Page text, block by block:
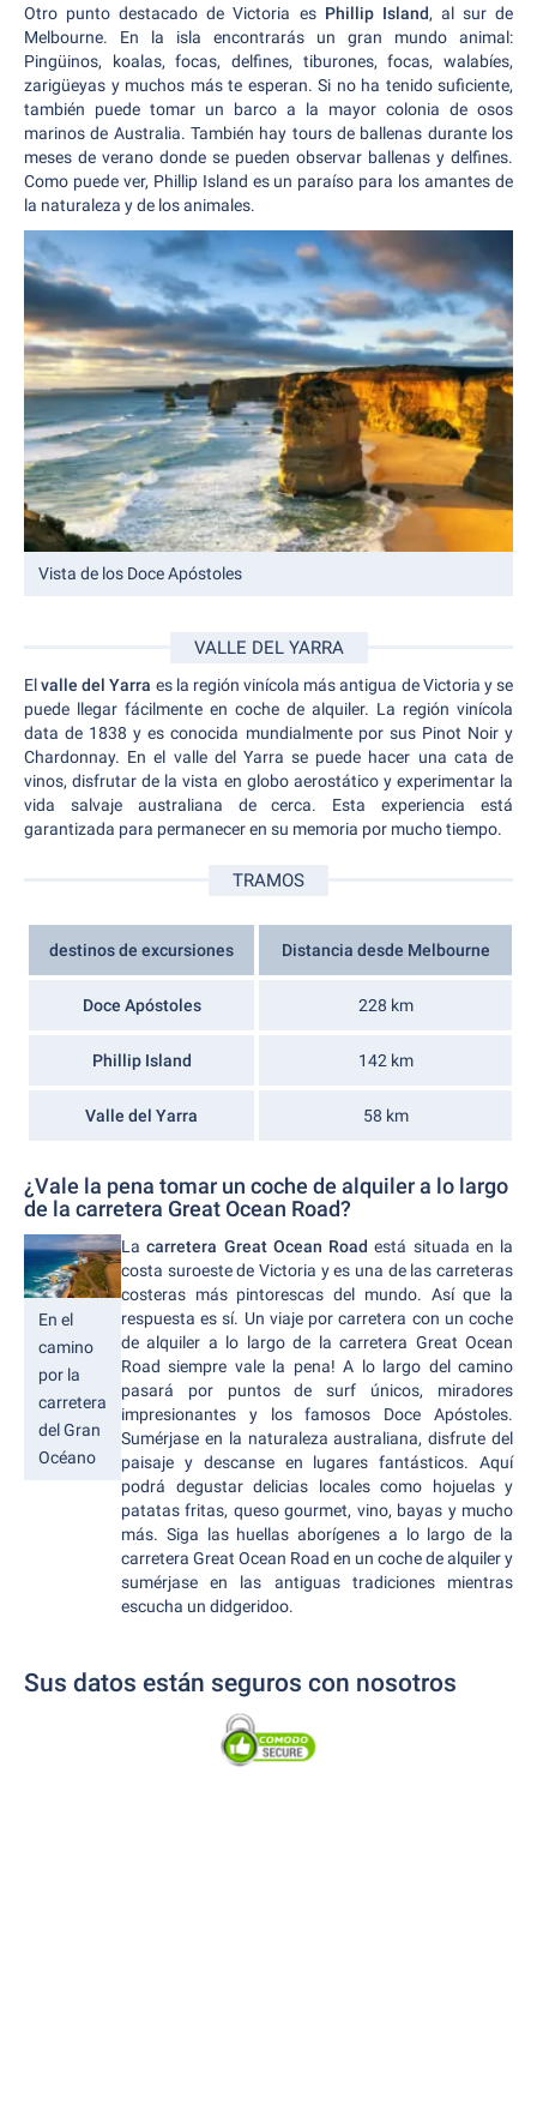
Otro punto destacado de Victoria es Phillip Island, al sur de
Melbourne. En la isla encontrarás un gran mundo animal:
Pingüinos, koalas, focas, delfines, tiburones, focas, walabíes,
zarigüeyas y muchos más te esperan. Si no ha tenido suficiente,
también puede tomar un barco a la mayor colonia de osos
marinos de Australia. También hay tours de ballenas durante los
meses de verano donde se pueden observar ballenas y delfines.
Como puede ver, Phillip Island es un paraíso para los amantes de
la naturaleza y de los animales.
Vista de los Doce Apóstoles
VALLE DEL YARRA
Elvalle del Yarra es la región vinícola más antigua de Victoria y se
puede llegar fácilmente en coche de alquiler. La región vinícola
data de 1838 y es conocida mundialmente por sus Pinot Noir y
Chardonnay. En el valle del Yarra se puede hacer una cata de
vinos, disfrutar de la vista en globo aerostático y experimentar la
vida salvaje australiana de cerca. Esta experiencia está
garantizada para permanecer en su memoria por mucho tiempo.
TRAMOS
destinos de excursiones Distancia desde Melbourne
Doce Apóstoles 228 km
Phillip Island 142 km
Valle del Yarra 58 km
¿Vale la pena tomar un coche de alquiler a lo largo
de la carretera Great Ocean Road?
En el
camino
por la
carretera
del Gran
Océano
Lacarretera Great Ocean Roadestá situada en la
costa suroeste de Victoria y es una de las carreteras
costeras más pintorescas del mundo. Así que la
respuesta es sí. Un viaje por carretera con un coche
de alquiler a lo largo de la carretera Great Ocean
Road siempre vale la pena! A lo largo del camino
pasará por puntos de surf únicos, miradores
impresionantes y los famosos Doce Apóstoles.
Sumérjase en la naturaleza australiana, disfrute del
paisaje y descanse en lugares fantásticos. Aquí
podrá degustar delicias locales como hojuelas y
patatas fritas, queso gourmet, vino, bayas y mucho
más. Siga las huellas aborígenes a lo largo de la
carretera Great Ocean Road en un coche de alquiler y
sumérjase en las antiguas tradiciones mientras
escucha un didgeridoo.
Sus datos están seguros con nosotros